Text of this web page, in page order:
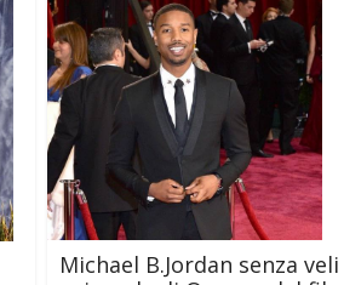
Michael B.Jordan senza veli